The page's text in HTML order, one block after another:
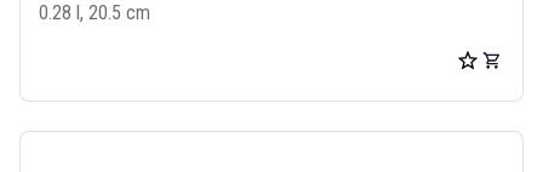
0.28 l, 20.5 cm